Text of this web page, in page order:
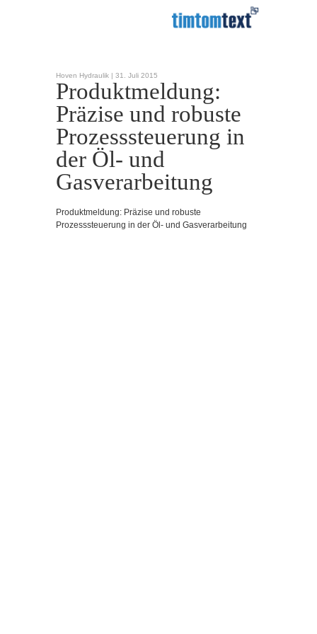
Hoven Hydraulik | 31. Juli 2015
Produktmeldung:
Präzise und robuste
Prozesssteuerung in
der Öl- und
Gasverarbeitung
Produktmeldung: Präzise und robuste
Prozesssteuerung in der Öl- und Gasverarbeitung